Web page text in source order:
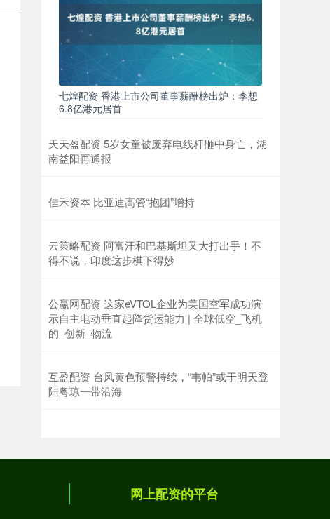
七煌配资 香港上市公司董事薪酬榜出炉：李想
6.8亿港元居首
天天盈配资 5岁女童被废弃电线杆砸中身亡，湖
南益阳再通报
佳禾资本 比亚迪高管“抱团”增持
云策略配资 阿富汗和巴基斯坦又大打出手！不
得不说，印度这步棋下得妙
公赢网配资 这家eVTOL企业为美国空军成功演
示自主电动垂直起降货运能力 | 全球低空_飞机
的_创新_物流
互盈配资 台风黄色预警持续，“韦帕”或于明天登
陆粤琼一带沿海
网上配资的平台